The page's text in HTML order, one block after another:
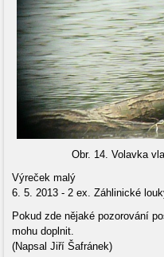
Obr. 14. Volavka
Výreček malý
6. 5. 2013 - 2 ex. Záhlinické
Pokud zde nějaké pozorování
mohu doplnit.
(Napsal Jiří Šafránek)